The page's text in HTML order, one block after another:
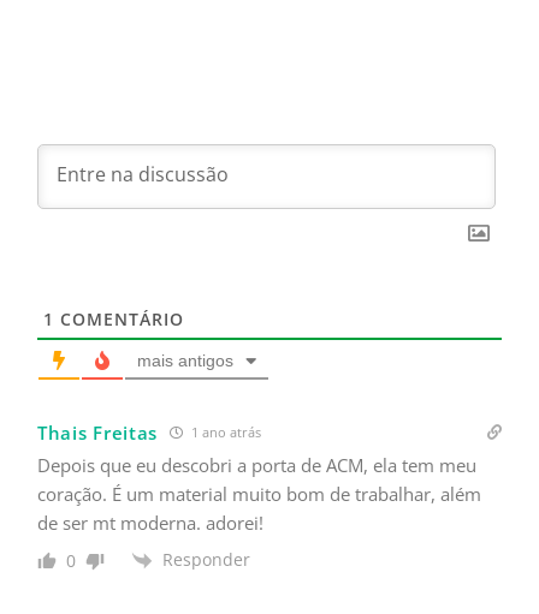
1 COMENTÁRIO
mais antigos
Thais Freitas 1 ano atrás
Depois que eu descobri a porta de ACM, ela tem meu
coração. É um material muito bom de trabalhar, além
de ser mt moderna. adorei!
0 Responder